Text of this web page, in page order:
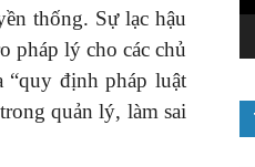
thống. Sự lạc hậu
pháp lý cho các chủ
“quy định pháp luật
quản lý, làm sai